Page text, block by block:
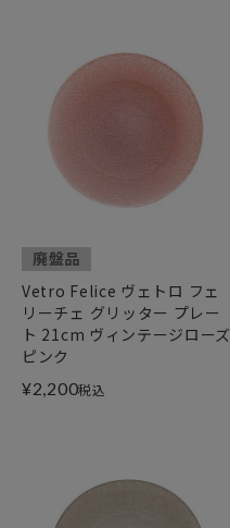
廃盤品
Vetro Felice ヴェトロ フェ
リーチェ グリッター プレー
ト 21cm ヴィンテージローズ
ピンク
¥2,200税込